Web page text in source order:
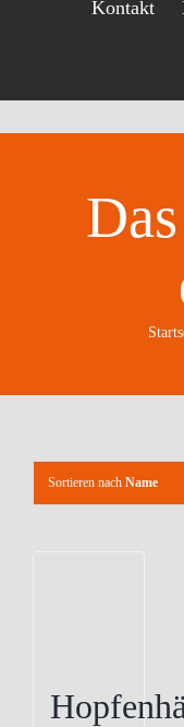
Kontakt
Sortieren nach Name